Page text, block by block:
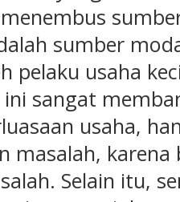
sumber
pelaku usaha
sangat
usaha,
masalah,
Selain itu,